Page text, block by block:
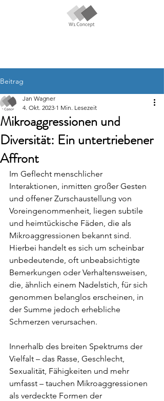
Beitrag
Mikroaggressionen und
Diversität: Ein untertriebener
Affront
Jan Wagner
4. Okt. 2023 1 Min. Lesezeit
Im Geflecht menschlicher
Interaktionen, inmitten großer Gesten
und offener Zurschaustellung von
Voreingenommenheit, liegen subtile
und heimtückische Fäden, die als
Mikroaggressionen bekannt sind.
Hierbei handelt es sich um scheinbar
unbedeutende, oft unbeabsichtigte
Bemerkungen oder Verhaltensweisen,
die, ähnlich einem Nadelstich, für sich
genommen belanglos erscheinen, in
der Summe jedoch erhebliche
Schmerzen verursachen.
Innerhalb des breiten Spektrums der
Vielfalt – das Rasse, Geschlecht,
Sexualität, Fähigkeiten und mehr
umfasst – tauchen Mikroaggressionen
als verdeckte Formen der